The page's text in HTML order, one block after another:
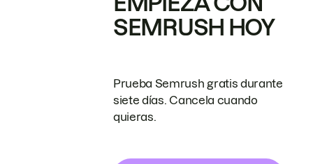
SEMRUSH HOY
Prueba Semrush gratis durante
siete días. Cancela cuando
quieras.